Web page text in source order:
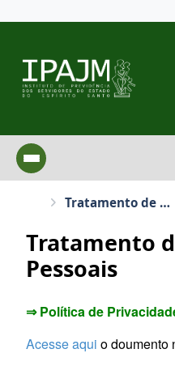
Tratamento de Dados Pessoais
Tratamento
Pessoais
⇒ Política de
Acesse aqui o doumento